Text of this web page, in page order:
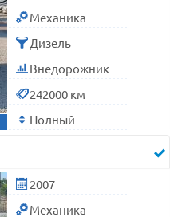
Механика
Дизель
Внедорожник
242000 км
Полный
2007
Механика